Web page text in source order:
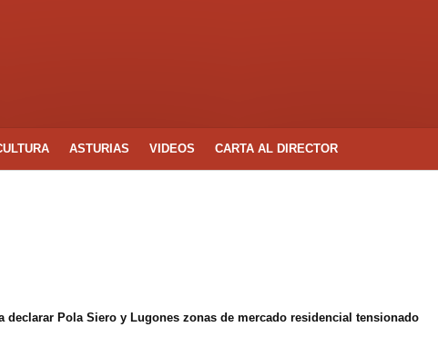
ASTURIAS VIDEOS CARTA AL DIRECTOR
Pola Siero y Lugones zonas de mercado residencial tensionado